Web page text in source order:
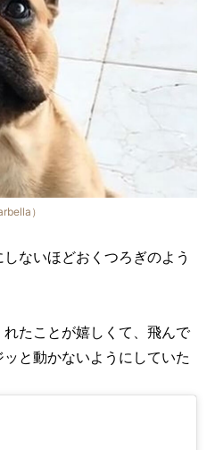
）
ないほどおくつろぎのよう
たことが嬉しくて、飛んで
と動かないようにしていた